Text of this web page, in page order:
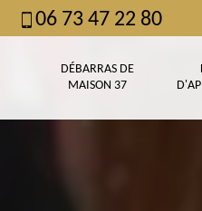
06 73 47 22 80
DÉBARRAS DE
MAISON 37